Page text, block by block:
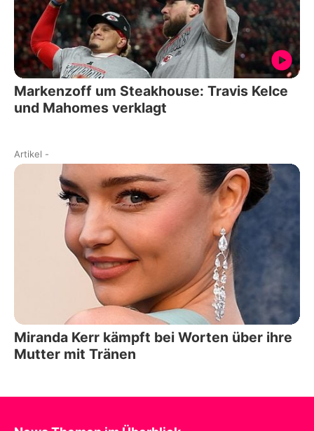
Markenzoff um Steakhouse: Travis Kelce
und Mahomes verklagt
Artikel -
Miranda Kerr kämpft bei Worten über ihre
Mutter mit Tränen